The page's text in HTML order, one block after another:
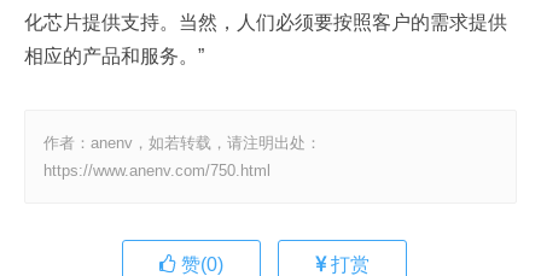
化芯片提供支持。当然，人们必须要按照客户的需求提供
相应的产品和服务。”
作者：anenv，如若转载，请注明出处：
https://www.anenv.com/750.html
赞(0) 打赏